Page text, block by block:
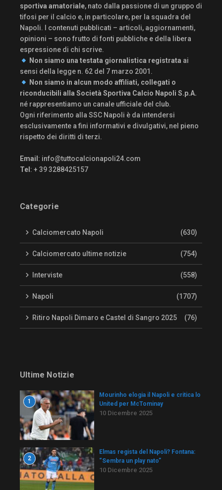
sportiva amatoriale, nato dalla passione di un gruppo di
tifosi per il calcio e, in particolare, per la squadra del
Napoli. I contenuti pubblicati – articoli, aggiornamenti,
opinioni – sono frutto di fonti pubbliche e della libera
espressione di chi scrive.
Non siamo una testata giornalistica registrata ai
sensi della legge n. 62 del 7 marzo 2001.
Non siamo in alcun modo affiliati, collegati o
riconducibili alla Società Sportiva Calcio Napoli S.p.A.
né rappresentiamo un canale ufficiale del club.
Ogni riferimento alla SSC Napoli è da intendersi
esclusivamente a fini informativi e divulgativi, nel pieno
rispetto dei diritti di terzi.
Email : info@tuttocalcionapoli24.com
Tel : + 39 3288425157
Categorie
Calciomercato Napoli (630)
Calciomercato ultime notizie (754)
Interviste (558)
Napoli (1707)
Ritiro Napoli Dimaro e Castel di Sangro 2025 (76)
Ultime Notizie
1
Mourinho elogia il Napoli e critica lo
United per McTominay
10 Dicembre 2025
2
Elmas regista del Napoli? Fontana:
“Sembra un play nato”
10 Dicembre 2025